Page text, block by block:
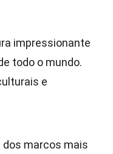
impressionante
todo o mundo.
e
dos marcos mais